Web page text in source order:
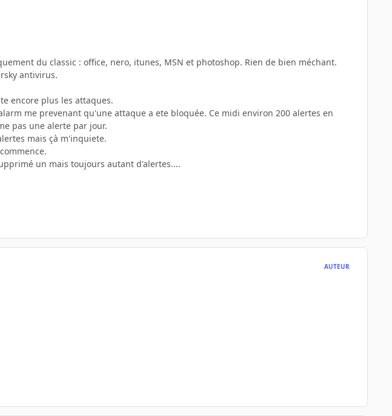
du classic : office, nero, itunes, MSN et photoshop. Rien de bien méchant.
antivirus.
encore plus les attaques.
me prevenant qu'une attaque a ete bloquée. Ce midi environ 200 alertes en
pas une alerte par jour.
mais çà m'inquiete.
un mais toujours autant d'alertes....
AUTEUR